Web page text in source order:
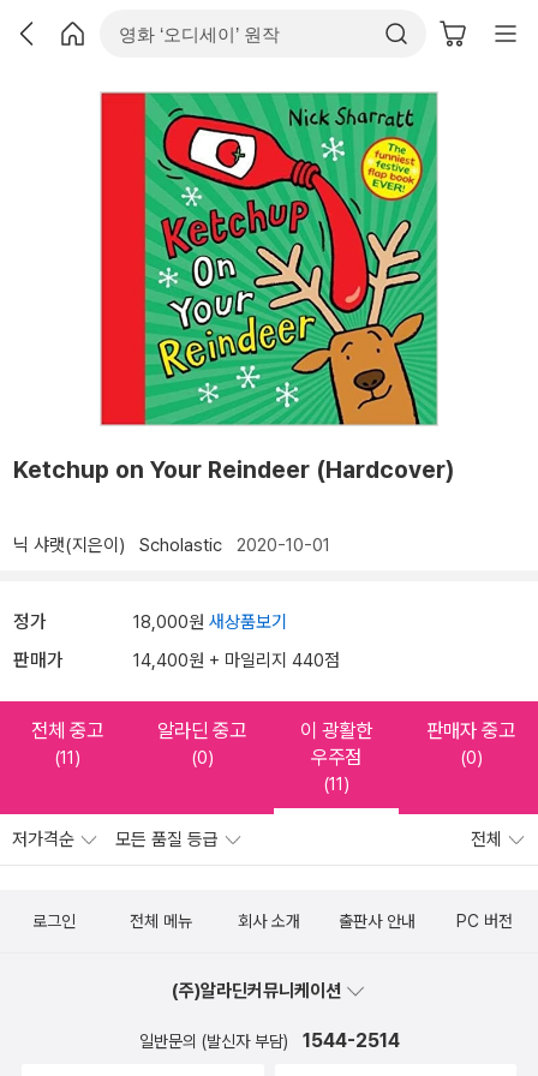
Ketchup on Your Reindeer (Hardcover)
닉 샤랫(지은이) Scholastic 2020-10-01
정가 18,000원 새상품보기
판매가 14,400원 + 마일리지 440점
전체 중고
(11)
알라딘 중고
(0)
이 광활한
우주점
(11)
판매자 중고
(0)
저가격순 모든 품질 등급 전체
로그인 전체 메뉴 회사 소개 출판사 안내 PC 버전
(주)알라딘커뮤니케이션
일반문의 (발신자 부담) 1544-2514